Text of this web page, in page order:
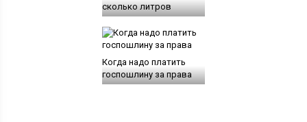
сколько литров
Когда надо платить
госпошлину за права